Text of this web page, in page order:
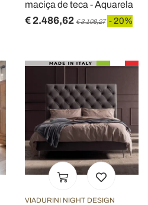
maciça de teca - Aquarela
€ 2.486,62 € 3.108,27 - 20%
VIADURINI NIGHT DESIGN